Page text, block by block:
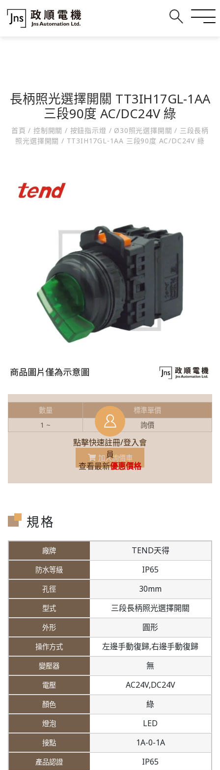
長柄照光選擇開關 TT3IH17GL-1AA
三段90度 AC/DC24V 綠
首頁/ 控制開關/ 按鈕指示燈 / Ø30照光選擇開關/ 三段長柄
照光選擇開關 / TT3IH17GL-1AA 三段90度 AC/DC24V 綠
點擊快速註冊/登入會
員
查看最新優惠價格
數量
標準單價
1 ~
詢價
加入詢價車
規格
TEND天得
IP65
30mm
三段長柄照光選擇開關
圓形
左邊手動復歸,右邊手動復歸
無
AC24V,DC24V
綠
LED
1A-0-1A
IP65